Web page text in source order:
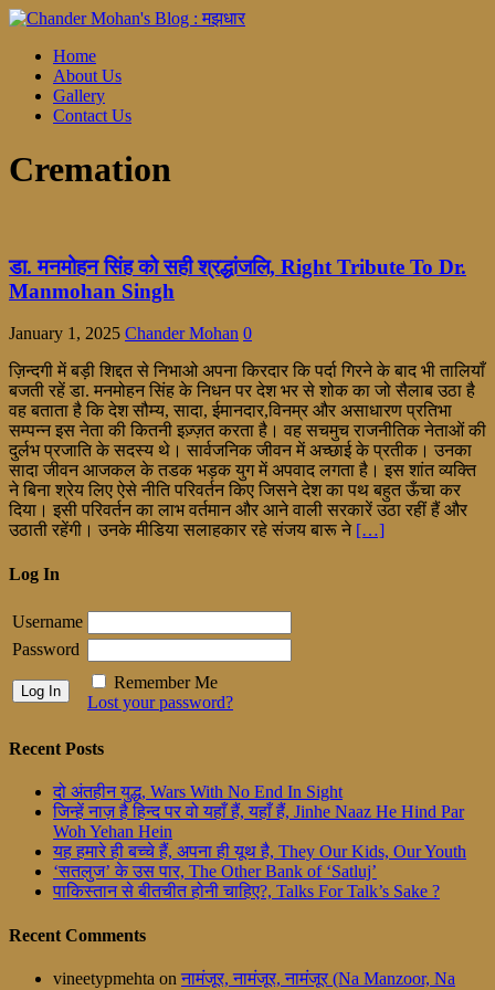
Home
About Us
Gallery
Contact Us
Cremation
डा. मनमोहन सिंह को सही श्रद्धांजलि, Right Tribute To Dr.
Manmohan Singh
January 1, 2025 Chander Mohan 0
ज़िन्दगी में बड़ी शिद्दत से निभाओ अपना किरदार कि पर्दा गिरने के बाद भी तालियाँ
बजती रहें डा. मनमोहन सिंह के निधन पर देश भर से शोक का जो सैलाब उठा है
वह बताता है कि देश सौम्य, सादा, ईमानदार,विनम्र और असाधारण प्रतिभा
सम्पन्न इस नेता की कितनी इज़्ज़त करता है। वह सचमुच राजनीतिक नेताओं की
दुर्लभ प्रजाति के सदस्य थे। सार्वजनिक जीवन में अच्छाई के प्रतीक। उनका
सादा जीवन आजकल के तडक भड़क युग में अपवाद लगता है। इस शांत व्यक्ति
ने बिना श्रेय लिए ऐसे नीति परिवर्तन किए जिसने देश का पथ बहुत ऊँचा कर
दिया। इसी परिवर्तन का लाभ वर्तमान और आने वाली सरकारें उठा रहीं हैं और
उठाती रहेंगी। उनके मीडिया सलाहकार रहे संजय बारू ने […]
Log In
Username
Password
Remember Me
Lost your password?
Recent Posts
दो अंतहीन युद्ध, Wars With No End In Sight
जिन्हें नाज़ है हिन्द पर वो यहाँ हैं, यहाँ हैं, Jinhe Naaz He Hind Par
Woh Yehan Hein
यह हमारे ही बच्चे हैं, अपना ही यूथ है, They Our Kids, Our Youth
‘सतलुज’ के उस पार, The Other Bank of ‘Satluj’
पाकिस्तान से बीतचीत होनी चाहिए?, Talks For Talk’s Sake ?
Recent Comments
vineetypmehta on नामंजूर, नामंजूर, नामंजूर (Na Manzoor, Na